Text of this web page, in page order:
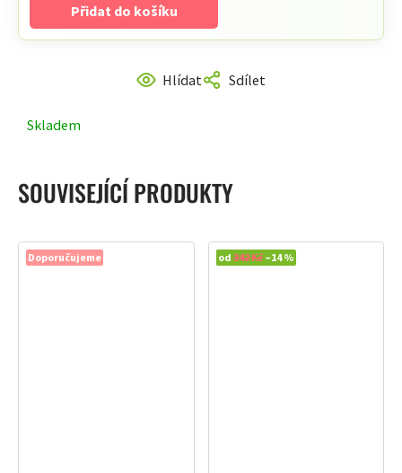
Skladem
Hlídat Sdílet
Přidat do košíku
SOUVISEJÍCÍ PRODUKTY
Doporučujeme Doporučujeme
od342 Kč –14 %